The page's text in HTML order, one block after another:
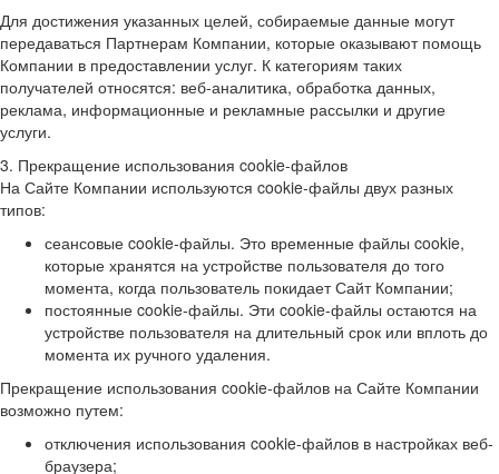
Для достижения указанных целей, собираемые данные могут
передаваться Партнерам Компании, которые оказывают помощь
Компании в предоставлении услуг. К категориям таких
получателей относятся: веб-аналитика, обработка данных,
реклама, информационные и рекламные рассылки и другие
услуги.
3. Прекращение использования cookie-файлов
На Сайте Компании используются cookie-файлы двух разных
типов:
сеансовые cookie-файлы. Это временные файлы cookie,
которые хранятся на устройстве пользователя до того
момента, когда пользователь покидает Сайт Компании;
постоянные cookie-файлы. Эти cookie-файлы остаются на
устройстве пользователя на длительный срок или вплоть до
момента их ручного удаления.
Прекращение использования cookie-файлов на Сайте Компании
возможно путем:
отключения использования cookie-файлов в настройках веб-
браузера;